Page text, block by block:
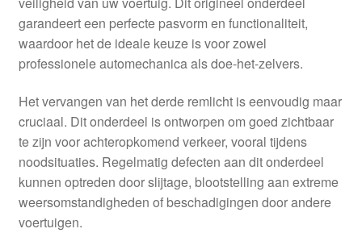
garandeert een perfecte pasvorm en functionaliteit,
waardoor het de ideale keuze is voor zowel
professionele automechanica als doe-het-zelvers.
Het vervangen van het derde remlicht is eenvoudig maar
cruciaal. Dit onderdeel is ontworpen om goed zichtbaar
te zijn voor achteropkomend verkeer, vooral tijdens
noodsituaties. Regelmatig defecten aan dit onderdeel
kunnen optreden door slijtage, blootstelling aan extreme
weersomstandigheden of beschadigingen door andere
voertuigen.